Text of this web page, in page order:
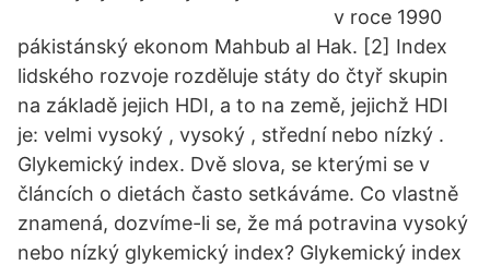
v roce 1990
pákistánský ekonom Mahbub al Hak. [2] Index
lidského rozvoje rozděluje státy do čtyř skupin
na základě jejich HDI, a to na země, jejichž HDI
je: velmi vysoký , vysoký , střední nebo nízký .
Glykemický index. Dvě slova, se kterými se v
článcích o dietách často setkáváme. Co vlastně
znamená, dozvíme-li se, že má potravina vysoký
nebo nízký glykemický index? Glykemický index